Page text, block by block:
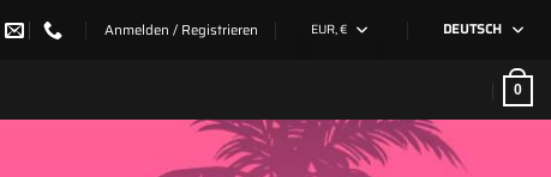
Anmelden / Registrieren EUR, € DEUTSCH
0